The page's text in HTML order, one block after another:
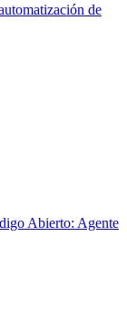
de
Abierto: Agente